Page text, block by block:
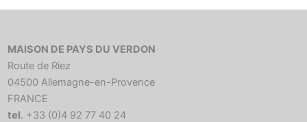
MAISON DE PAYS DU VERDON
Route de Riez
04500 Allemagne-en-Provence
FRANCE
tel. +33 (0)4 92 77 40 24